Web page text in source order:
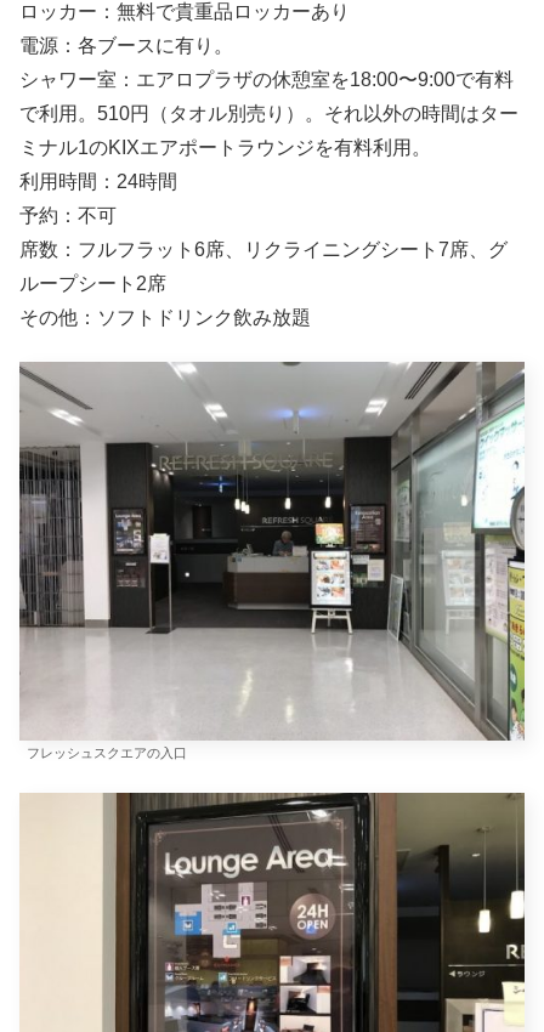
ロッカー：無料で貴重品ロッカーあり
電源：各ブースに有り。
シャワー室：エアロプラザの休憩室を18:00〜9:00で有料
で利用。510円（タオル別売り）。それ以外の時間はター
ミナル1のKIXエアポートラウンジを有料利用。
利用時間：24時間
予約：不可
席数：フルフラット6席、リクライニングシート7席、グ
ループシート2席
その他：ソフトドリンク飲み放題
フレッシュスクエアの入口